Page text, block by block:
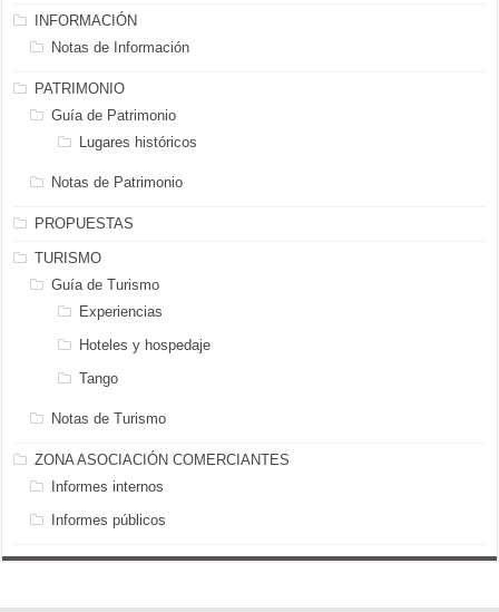
INFORMACIÓN
Notas de Información
PATRIMONIO
Guía de Patrimonio
Lugares históricos
Notas de Patrimonio
PROPUESTAS
TURISMO
Guía de Turismo
Experiencias
Hoteles y hospedaje
Tango
Notas de Turismo
ZONA ASOCIACIÓN COMERCIANTES
Informes internos
Informes públicos